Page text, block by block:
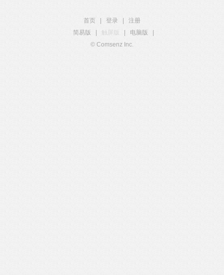
首页 登录
注册
简易版
触屏版 电脑版
© Comsenz Inc.